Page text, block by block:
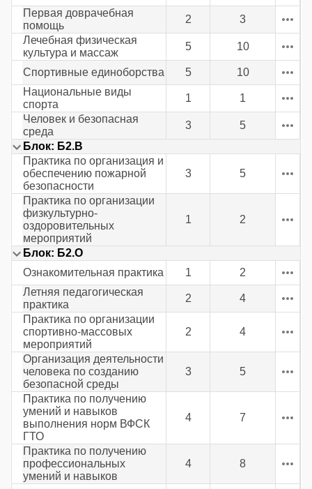
Первая доврачебная
помощь
2
3
Лечебная физическая
культура и массаж
5 10
Спортивные единоборства 5
10
Национальные виды
спорта
1
1
Человек и безопасная
среда
3
5
Блок: Б2.В
Практика по организация и
обеспечению пожарной
безопасности
3 5
Практика по организации
физкультурно-
оздоровительных
мероприятий
1 2
Блок: Б2.О
Ознакомительная практика
1
2
Летняя педагогическая
практика
2
4
Практика по организации
спортивно-массовых
мероприятий
2 4
Организация деятельности
человека по созданию
безопасной среды
3 5
Практика по получению
умений и навыков
выполнения норм ВФСК
ГТО
4 7
Практика по получению
профессиональных
умений и навыков
4 8